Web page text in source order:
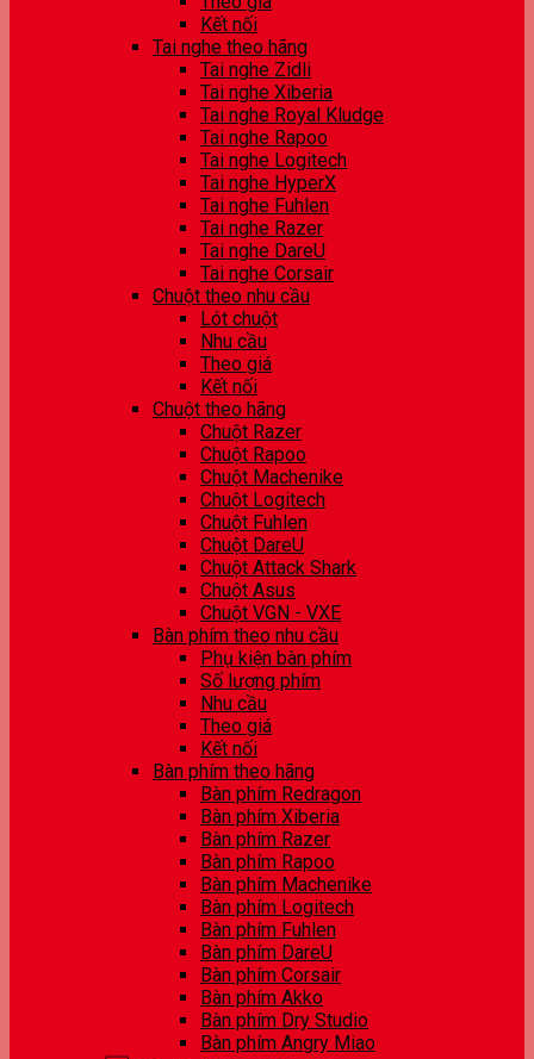
Kết nối
Tai nghe theo hãng
Tai nghe Zidli
Tai nghe Xiberia
Tai nghe Royal Kludge
Tai nghe Rapoo
Tai nghe Logitech
Tai nghe HyperX
Tai nghe Fuhlen
Tai nghe Razer
Tai nghe DareU
Tai nghe Corsair
Chuột theo nhu cầu
Lót chuột
Nhu cầu
Theo giá
Kết nối
Chuột theo hãng
Chuột Razer
Chuột Rapoo
Chuột Machenike
Chuột Logitech
Chuột Fuhlen
Chuột DareU
Chuột Attack Shark
Chuột Asus
Chuột VGN - VXE
Bàn phím theo nhu cầu
Phụ kiện bàn phím
Số lượng phím
Nhu cầu
Theo giá
Kết nối
Bàn phím theo hãng
Bàn phím Redragon
Bàn phím Xiberia
Bàn phím Razer
Bàn phím Rapoo
Bàn phím Machenike
Bàn phím Logitech
Bàn phím Fuhlen
Bàn phím DareU
Bàn phím Corsair
Bàn phím Akko
Bàn phím Dry Studio
Bàn phím Angry Miao